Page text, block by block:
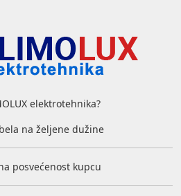
elektrotehnika?
na željene dužine
posvećenost kupcu